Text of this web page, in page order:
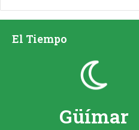
El Tiempo
Güímar